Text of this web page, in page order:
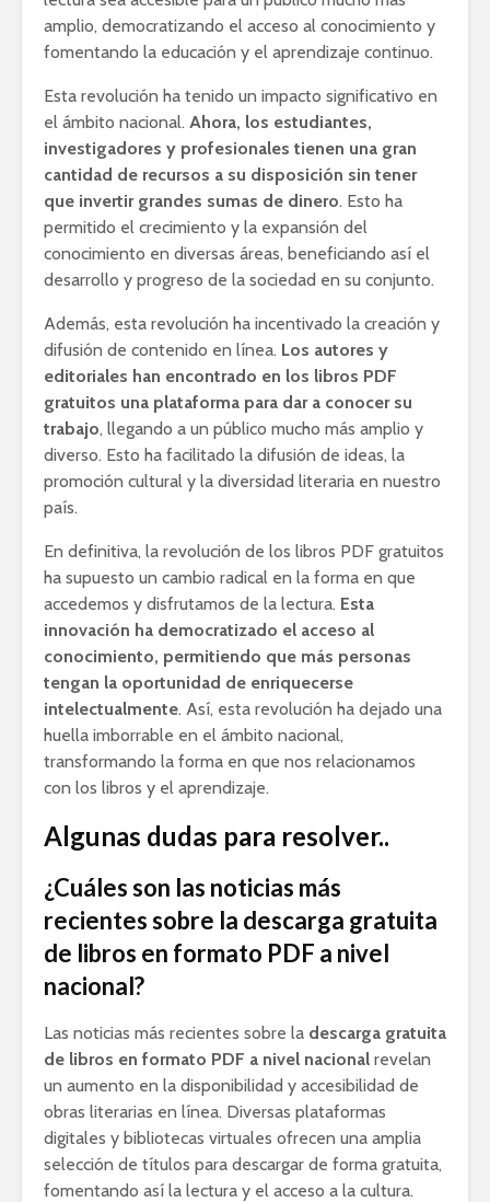
amplio, democratizando el acceso al conocimiento y
fomentando la educación y el aprendizaje continuo.
Esta revolución ha tenido un impacto significativo en
el ámbito nacional. Ahora, los estudiantes,
investigadores y profesionales tienen una gran
cantidad de recursos a su disposición sin tener
que invertir grandes sumas de dinero. Esto ha
permitido el crecimiento y la expansión del
conocimiento en diversas áreas, beneficiando así el
desarrollo y progreso de la sociedad en su conjunto.
Además, esta revolución ha incentivado la creación y
difusión de contenido en línea. Los autores y
editoriales han encontrado en los libros PDF
gratuitos una plataforma para dar a conocer su
trabajo, llegando a un público mucho más amplio y
diverso. Esto ha facilitado la difusión de ideas, la
promoción cultural y la diversidad literaria en nuestro
país.
En definitiva, la revolución de los libros PDF gratuitos
ha supuesto un cambio radical en la forma en que
accedemos y disfrutamos de la lectura. Esta
innovación ha democratizado el acceso al
conocimiento, permitiendo que más personas
tengan la oportunidad de enriquecerse
intelectualmente. Así, esta revolución ha dejado una
huella imborrable en el ámbito nacional,
transformando la forma en que nos relacionamos
con los libros y el aprendizaje.
Algunas dudas para resolver..
¿Cuáles son las noticias más
recientes sobre la descarga gratuita
de libros en formato PDF a nivel
nacional?
Las noticias más recientes sobre la descarga gratuita
de libros en formato PDF a nivel nacional revelan
un aumento en la disponibilidad y accesibilidad de
obras literarias en línea. Diversas plataformas
digitales y bibliotecas virtuales ofrecen una amplia
selección de títulos para descargar de forma gratuita,
fomentando así la lectura y el acceso a la cultura.